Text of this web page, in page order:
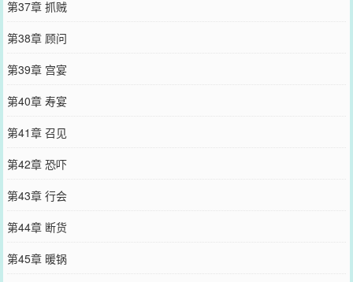
第37章 抓贼
第38章 顾问
第39章 宫宴
第40章 寿宴
第41章 召见
第42章 恐吓
第43章 行会
第44章 断货
第45章 暖锅